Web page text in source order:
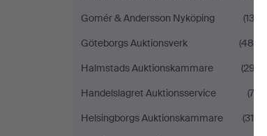
Gomér & Andersson Nyköping
(133)
Göteborgs Auktionsverk
(488)
Halmstads Auktionskammare
(297)
Handelslagret Auktionsservice
(73)
Helsingborgs Auktionskammare
(318)